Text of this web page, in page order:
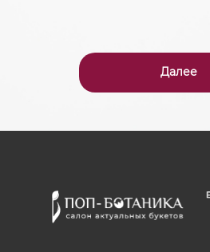
Далее